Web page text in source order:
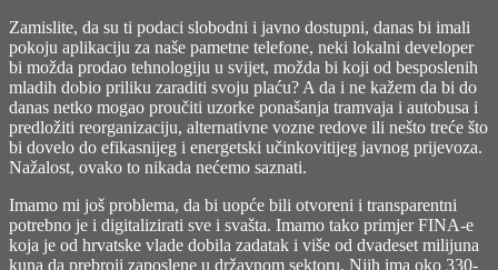
Zamislite, da su ti podaci slobodni i javno dostupni, danas bi imali
pokoju aplikaciju za naše pametne telefone, neki lokalni developer
bi možda prodao tehnologiju u svijet, možda bi koji od besposlenih
mladih dobio priliku zaraditi svoju plaću? A da i ne kažem da bi do
danas netko mogao proučiti uzorke ponašanja tramvaja i autobusa i
predložiti reorganizaciju, alternativne vozne redove ili nešto treće što
bi dovelo do efikasnijeg i energetski učinkovitijeg javnog prijevoza.
Nažalost, ovako to nikada nećemo saznati.
Imamo mi još problema, da bi uopće bili otvoreni i transparentni
potrebno je i digitalizirati sve i svašta. Imamo tako primjer FINA-e
koja je od hrvatske vlade dobila zadatak i više od dvadeset milijuna
kuna da prebroji zaposlene u državnom sektoru. Njih ima oko 330-